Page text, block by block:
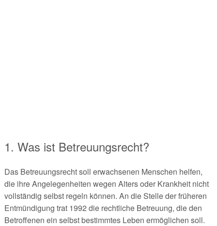
1. Was ist Betreuungsrecht?
Das Betreuungsrecht soll erwachsenen Menschen helfen,
die ihre Angelegenheiten wegen Alters oder Krankheit nicht
vollständig selbst regeln können. An die Stelle der früheren
Entmündigung trat 1992 die rechtliche Betreuung, die den
Betroffenen ein selbst bestimmtes Leben ermöglichen soll.